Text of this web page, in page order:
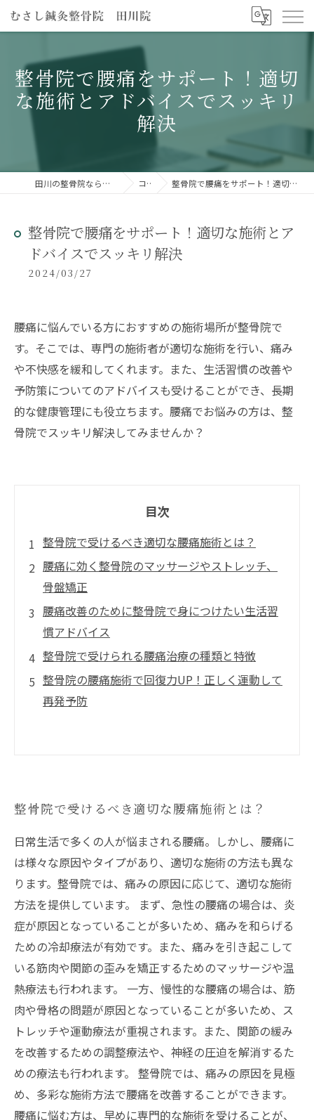
整骨院で腰痛をサポート！適切
な施術とアドバイスでスッキリ
解決
田川の整骨院ならむさし鍼灸整骨院 田川院 コラム 整骨院で腰痛をサポート！適切な施術とアドバイスでスッキリ解決
整骨院で腰痛をサポート！適切な施術とア
ドバイスでスッキリ解決
2024/03/27
腰痛に悩んでいる方におすすめの施術場所が整骨院で
す。そこでは、専門の施術者が適切な施術を行い、痛み
や不快感を緩和してくれます。また、生活習慣の改善や
予防策についてのアドバイスも受けることができ、長期
的な健康管理にも役立ちます。腰痛でお悩みの方は、整
骨院でスッキリ解決してみませんか？
目次
整骨院で受けるべき適切な腰痛施術とは？
腰痛に効く整骨院のマッサージやストレッチ、
骨盤矯正
腰痛改善のために整骨院で身につけたい生活習
慣アドバイス
整骨院で受けられる腰痛治療の種類と特徴
整骨院の腰痛施術で回復力UP！正しく運動して
再発予防
整骨院で受けるべき適切な腰痛施術とは？
日常生活で多くの人が悩まされる腰痛。しかし、腰痛に
は様々な原因やタイプがあり、適切な施術の方法も異な
ります。整骨院では、痛みの原因に応じて、適切な施術
方法を提供しています。 まず、急性の腰痛の場合は、炎
症が原因となっていることが多いため、痛みを和らげる
ための冷却療法が有効です。また、痛みを引き起こして
いる筋肉や関節の歪みを矯正するためのマッサージや温
熱療法も行われます。 一方、慢性的な腰痛の場合は、筋
肉や骨格の問題が原因となっていることが多いため、ス
トレッチや運動療法が重視されます。また、関節の緩み
を改善するための調整療法や、神経の圧迫を解消するた
めの療法も行われます。 整骨院では、痛みの原因を見極
め、多彩な施術方法で腰痛を改善することができます。
腰痛に悩む方は、早めに専門的な施術を受けることが、